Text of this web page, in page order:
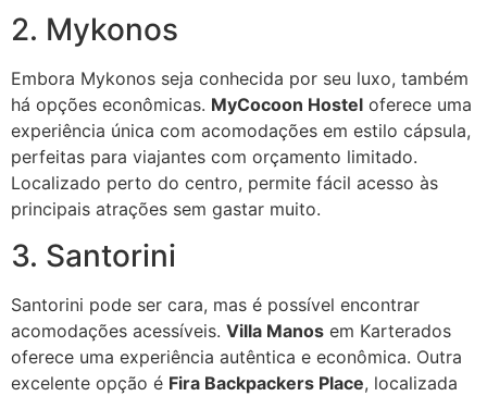
2. Mykonos
Embora Mykonos seja conhecida por seu luxo, também
há opções econômicas. MyCocoon Hostel oferece uma
experiência única com acomodações em estilo cápsula,
perfeitas para viajantes com orçamento limitado.
Localizado perto do centro, permite fácil acesso às
principais atrações sem gastar muito.
3. Santorini
Santorini pode ser cara, mas é possível encontrar
acomodações acessíveis. Villa Manos em Karterados
oferece uma experiência autêntica e econômica. Outra
excelente opção é Fira Backpackers Place, localizada